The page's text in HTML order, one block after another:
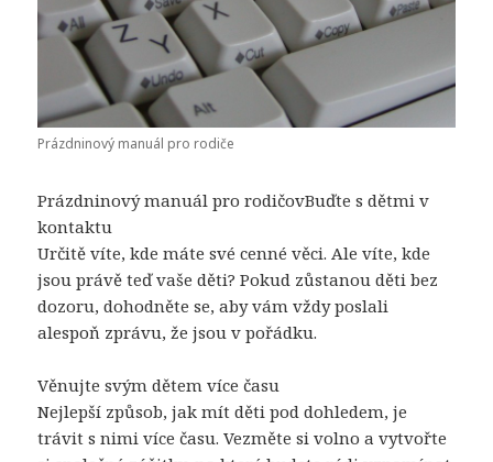
Prázdninový manuál pro rodiče
Prázdninový manuál pro rodičovBuďte s dětmi v
kontaktu
Určitě víte, kde máte své cenné věci. Ale víte, kde
jsou právě teď vaše děti? Pokud zůstanou děti bez
dozoru, dohodněte se, aby vám vždy poslali
alespoň zprávu, že jsou v pořádku.
Věnujte svým dětem více času
Nejlepší způsob, jak mít děti pod dohledem, je
trávit s nimi více času. Vezměte si volno a vytvořte